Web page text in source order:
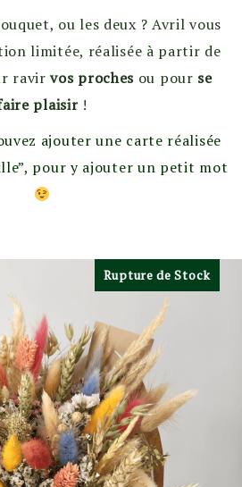
ou les deux ? Avril vous
limitée, réalisée à partir de
ravirvos proches ou pour se
plaisir!
ajouter une carte réalisée
pour y ajouter un petit mot
Rupture de Stock